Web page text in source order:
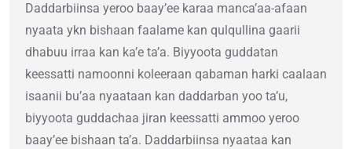
Daddarbiinsa yeroo baay’ee karaa manca’aa-afaan
nyaata ykn bishaan faalame kan qulqullina gaarii
dhabuu irraa kan ka’e ta’a. Biyyoota guddatan
keessatti namoonni koleeraan qabaman harki caalaan
isaanii bu’aa nyaataan kan daddarban yoo ta’u,
biyyoota guddachaa jiran keessatti ammoo yeroo
baay’ee bishaan ta’a. Daddarbiinsa nyaataa kan